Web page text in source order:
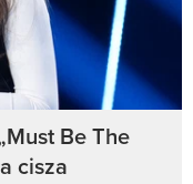
Be The
cisza